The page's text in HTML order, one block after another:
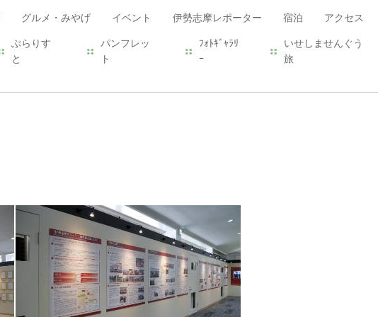
グルメ・みやげ イベント 伊勢志摩レポーター 宿泊 アクセス
ぶらりす
と
パンフレッ
ト
ﾌｫﾄｷﾞｬﾗﾘ
ｰ
いせしませんぐう
旅